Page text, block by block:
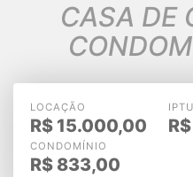
CASA DE
LOCAÇÃO
R$ 15.000,00
IPTU
R$
CONDOMÍNIO
R$ 833,00